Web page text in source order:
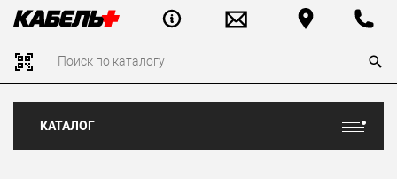
КАТАЛОГ